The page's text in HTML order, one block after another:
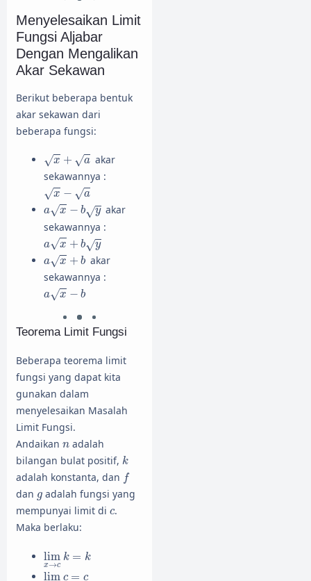
Menyelesaikan Limit
Fungsi Aljabar
Dengan Mengalikan
Akar Sekawan
Berikut beberapa bentuk
akar sekawan dari
beberapa fungsi:
√x + √a
+a
akar
sekawannya :
√x − √a
−a
a√x − b√y
a −b
akar
sekawannya :
a√x + b√y
+b y
a√x + b
x+b
akar
sekawannya :
a√x − b
−b
Teorema Limit Fungsi
Beberapa teorema limit
fungsi yang dapat kita
gunakan dalam
menyelesaikan Masalah
Limit Fungsi.
Andaikan n
n adalah
bilangan bulat positif, k
k
adalah konstanta, dan f
f
dan g
g adalah fungsi yang
mempunyai limit di c
c.
Maka berlaku:
lim
x→c
k = k
lim x→ k=
lim c = c
lim x→ c